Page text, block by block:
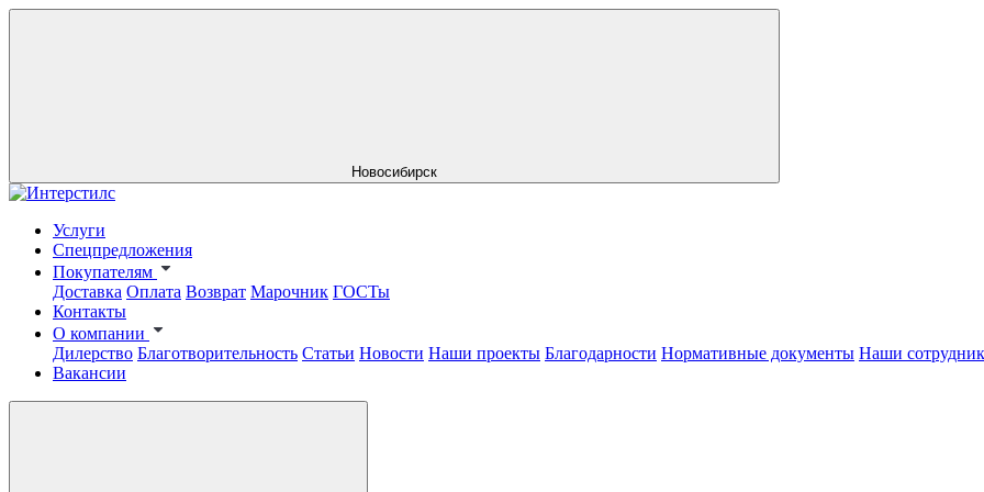
Новосибирск
Услуги
Спецпредложения
Покупателям
Доставка Оплата Возврат Марочник ГОСТы
Контакты
О компании
Дилерство Благотворительность Статьи Новости Наши проекты Благодарности Нормативные документы Наши
Вакансии